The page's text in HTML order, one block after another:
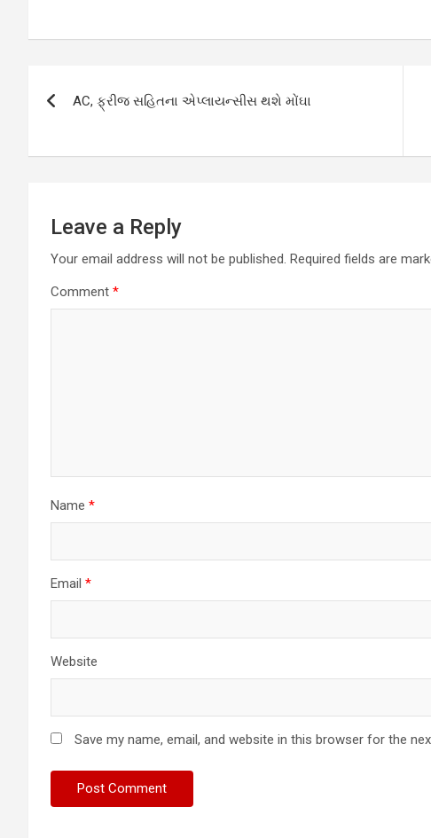
at
A
p
ce
o
k
tt ail ke
n
g
er
ail s
navigation
AC, ફ્રીજ સહિતના એપ્લાયન્સીસ થશે મોંઘા
Leave a Reply
Your email address will not be published. Required fields are
Comment *
Name *
Email *
Website
Save my name, email, and website in this browser for the